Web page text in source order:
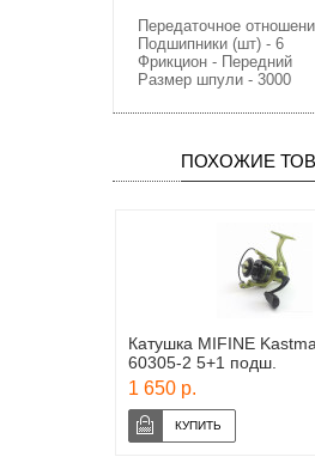
Передаточное
Подшипники (шт) - 6
Фрикцион - Передний
Размер шпули - 3000
ПОХОЖИЕ
Катушка MIFINE
60305-2 5+1 подш.
1 650 р.